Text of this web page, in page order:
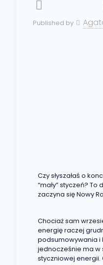
Published by
Czy słyszałaś o
“mały” styczeń?
zaczyna się Nowy
Chociaż sam
energię raczej
podsumowywania i
jednocześnie ma w
styczniowej energii.